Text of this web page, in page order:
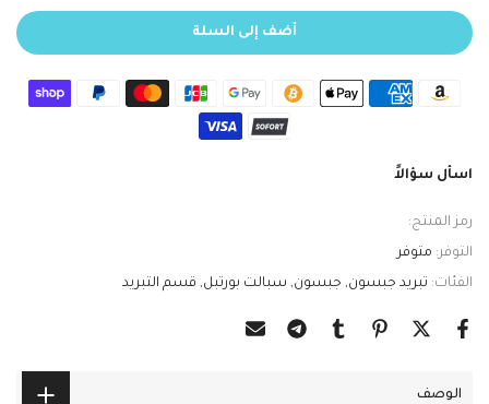
أضف إلى السلة
اسأل سؤالاً
رمز المنتج:
التوفر: متوفر
الفئات: تبريد جبسون جبسون سبالت بورتبل قسم التبريد
الوصف